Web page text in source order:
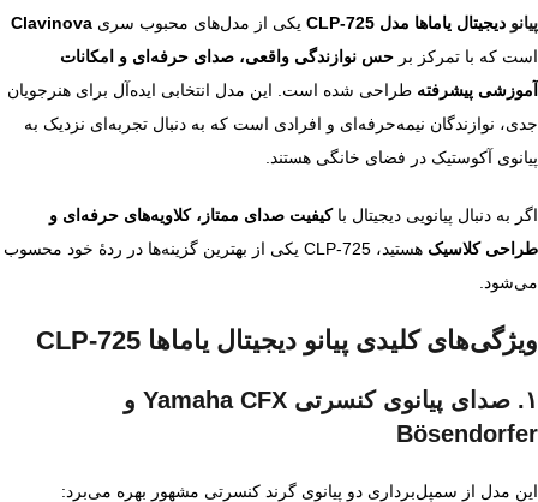
پیانو دیجیتال یاماها مدل CLP‑725 یکی از مدل‌های محبوب سری Clavinova
است که با تمرکز بر حس نوازندگی واقعی، صدای حرفه‌ای و امکانات
آموزشی پیشرفته طراحی شده است. این مدل انتخابی ایده‌آل برای هنرجویان
جدی، نوازندگان نیمه‌حرفه‌ای و افرادی است که به دنبال تجربه‌ای نزدیک به
پیانوی آکوستیک در فضای خانگی هستند.
اگر به دنبال پیانویی دیجیتال باکیفیت صدای ممتاز، کلاویه‌های حرفه‌ای و
طراحی کلاسیک
هستید، CLP‑725 یکی از بهترین گزینه‌ها در ردهٔ خود محسوب
می‌شود.
ویژگی‌های کلیدی پیانو دیجیتال یاماها CLP‑725
۱. صدای پیانوی کنسرتی Yamaha CFX و
Bösendorfer
این مدل از سمپل‌برداری دو پیانوی گرند کنسرتی مشهور بهره می‌برد: